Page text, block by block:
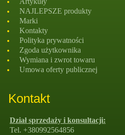
NAJLEPSZE produkty
Marki
Kontakty
Polityka prywatności
Zgoda użytkownika
Wymiana i zwrot towaru
Umowa oferty publicznej
Kontakt
Dział sprzedaży i konsultacji:
Tel. +380992564856